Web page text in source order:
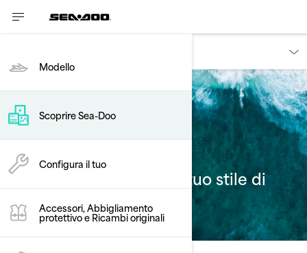
Modello
Scoprire Sea-Doo
Configura il tuo
Accessori, Abbigliamento
protettivo e Ricambi originali
Tecnologie
Innovazioni ispirate dal tuo stile di
pilotaggio